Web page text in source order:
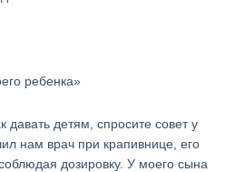
ребенка»
давать детям, спросите совет у
нам врач при крапивнице, его
дозировку. У моего сына